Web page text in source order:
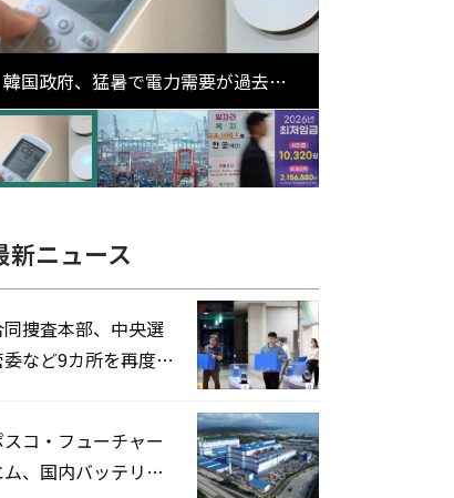
韓国政府、猛暑で電力需要が過去最
高更新の可能性に需給対応体制を点
検
新ニュース
同捜査本部、中央選
など9カ所を再度家
スコ・フューチャー
ム、国内バッテリー